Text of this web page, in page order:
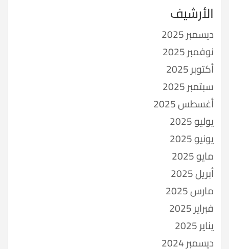
الأرشيف
ديسمبر 2025
نوفمبر 2025
أكتوبر 2025
سبتمبر 2025
أغسطس 2025
يوليو 2025
يونيو 2025
مايو 2025
أبريل 2025
مارس 2025
فبراير 2025
يناير 2025
ديسمبر 2024